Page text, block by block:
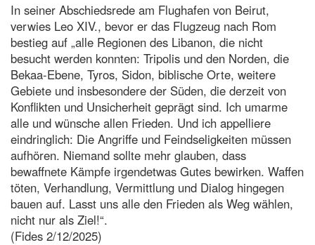
In seiner Abschiedsrede am Flughafen von Beirut,
verwies Leo XIV., bevor er das Flugzeug nach Rom
bestieg auf „alle Regionen des Libanon, die nicht
besucht werden konnten: Tripolis und den Norden, die
Bekaa-Ebene, Tyros, Sidon, biblische Orte, weitere
Gebiete und insbesondere der Süden, die derzeit von
Konflikten und Unsicherheit geprägt sind. Ich umarme
alle und wünsche allen Frieden. Und ich appelliere
eindringlich: Die Angriffe und Feindseligkeiten müssen
aufhören. Niemand sollte mehr glauben, dass
bewaffnete Kämpfe irgendetwas Gutes bewirken. Waffen
töten, Verhandlung, Vermittlung und Dialog hingegen
bauen auf. Lasst uns alle den Frieden als Weg wählen,
nicht nur als Ziel!“.
(Fides 2/12/2025)